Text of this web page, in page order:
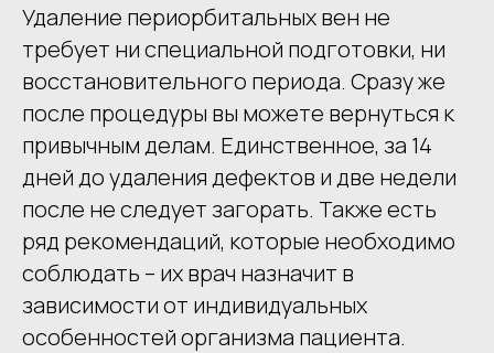
Удаление периорбитальных вен не
требует ни специальной подготовки, ни
восстановительного периода. Сразу же
после процедуры вы можете вернуться к
привычным делам. Единственное, за 14
дней до удаления дефектов и две недели
после не следует загорать. Также есть
ряд рекомендаций, которые необходимо
соблюдать – их врач назначит в
зависимости от индивидуальных
особенностей организма пациента.